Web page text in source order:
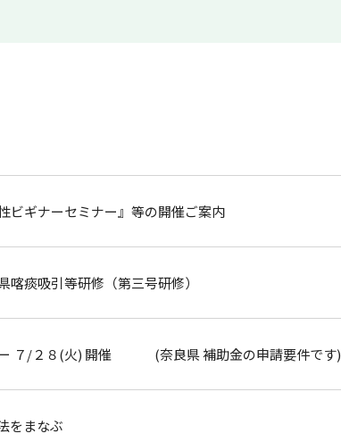
ビギナーセミナー』等の開催ご案内
喀痰吸引等研修（第三号研修）
ー ７/２８(火) 開催 (奈良県 補助金の申請要件です)
をまなぶ